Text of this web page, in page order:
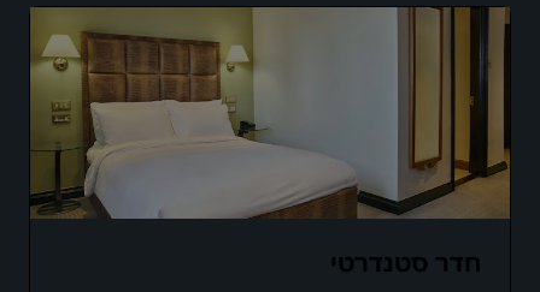
חדר סטנדרטי